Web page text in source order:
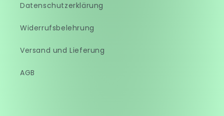
Datenschutzerklärung
Widerrufsbelehrung
Versand und Lieferung
AGB